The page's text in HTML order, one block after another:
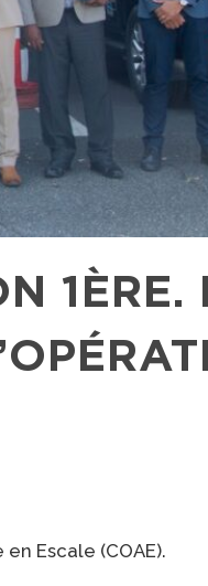
1ÈRE.
Escale (COAE).